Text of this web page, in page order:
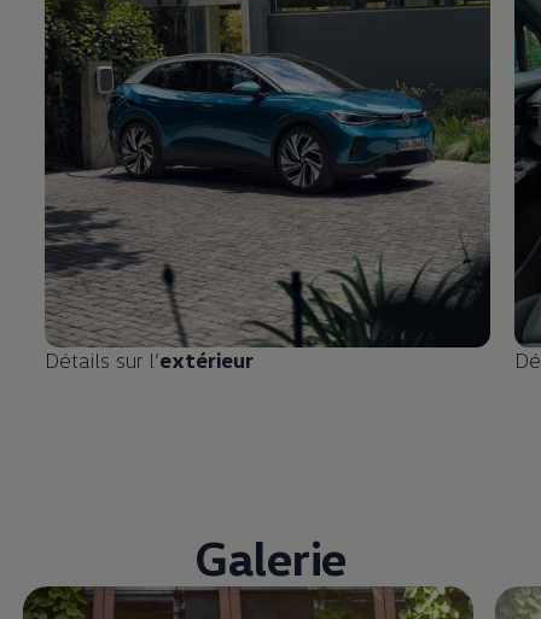
Détails sur l’extérieur
Galerie
Enable fullscreen mode